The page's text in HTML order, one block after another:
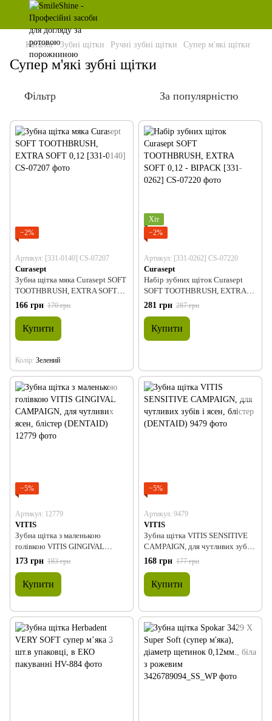
Каталог Зубні щітки Ручні зубні щітки Супер м'які щітки
Супер м'які зубні щітки
Фільтр За популярністю
−2%
Артикул: [331-0140] CS-07207
Curasept
Зубна щітка мяка Curasept SOFT
TOOTHBRUSH, EXTRA SOFT
0,12
166 грн 170 грн
Купити
Колір Зелений
Хіт
−2%
Артикул: [331-0262] CS-07220
Curasept
Набір зубних щіток Curasept
SOFT TOOTHBRUSH, EXTRA
SOFT 0,12 - BIPACK
281 грн 287 грн
Купити
−5%
Артикул: 12779
VITIS
Зубна щітка з маленькою
голівкою VITIS GINGIVAL
CAMPAIGN, для чутливих ясен,
блістер (DENTAID)
173 грн 183 грн
Купити
−5%
Артикул: 9479
VITIS
Зубна щітка VITIS SENSITIVE
CAMPAIGN, для чутливих зубів
і ясен, блістер (DENTAID)
168 грн 177 грн
Купити